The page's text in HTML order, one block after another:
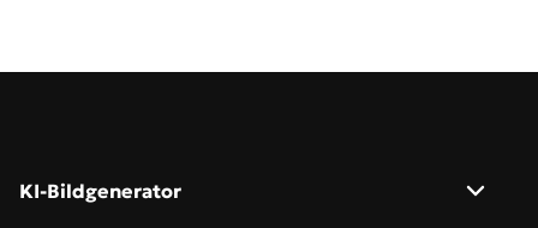
KI-Bildgenerator